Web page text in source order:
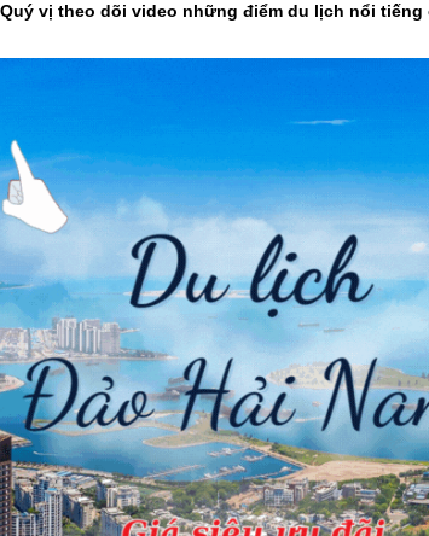
vị theo dõi video những điểm du lịch nổi tiếng